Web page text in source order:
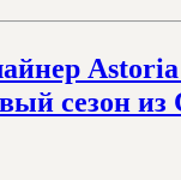
сезон из